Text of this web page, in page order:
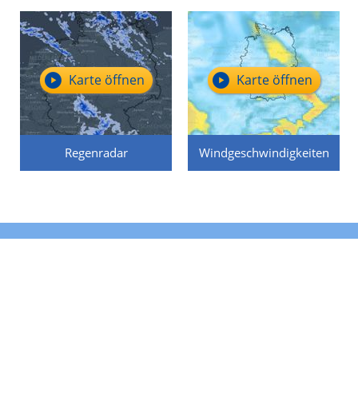
Regenradar
Karte öffnen
Windgeschwindigkeiten
Karte öffnen